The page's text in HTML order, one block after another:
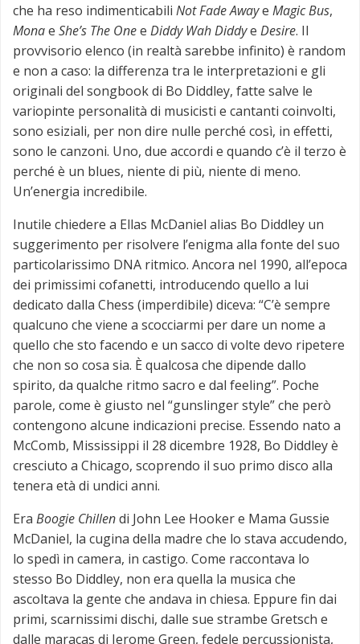
che ha reso indimenticabili Not Fade Awaye Magic Bus,
Monae She’s The Onee Diddy Wah Diddye Desire. Il
provvisorio elenco (in realtà sarebbe infinito) è random
e non a caso: la differenza tra le interpretazioni e gli
originali del songbook di Bo Diddley, fatte salve le
variopinte personalità di musicisti e cantanti coinvolti,
sono esiziali, per non dire nulle perché così, in effetti,
sono le canzoni. Uno, due accordi e quando c’è il terzo è
perché è un blues, niente di più, niente di meno.
Un’energia incredibile.
Inutile chiedere a Ellas McDaniel alias Bo Diddley un
suggerimento per risolvere l’enigma alla fonte del suo
particolarissimo DNA ritmico. Ancora nel 1990, all’epoca
dei primissimi cofanetti, introducendo quello a lui
dedicato dalla Chess (imperdibile) diceva: “C’è sempre
qualcuno che viene a scocciarmi per dare un nome a
quello che sto facendo e un sacco di volte devo ripetere
che non so cosa sia. È qualcosa che dipende dallo
spirito, da qualche ritmo sacro e dal feeling”. Poche
parole, come è giusto nel “gunslinger style” che però
contengono alcune indicazioni precise. Essendo nato a
McComb, Mississippi il 28 dicembre 1928, Bo Diddley è
cresciuto a Chicago, scoprendo il suo primo disco alla
tenera età di undici anni.
Era Boogie Chillendi John Lee Hooker e Mama Gussie
McDaniel, la cugina della madre che lo stava accudendo,
lo spedì in camera, in castigo. Come raccontava lo
stesso Bo Diddley, non era quella la musica che
ascoltava la gente che andava in chiesa. Eppure fin dai
primi, scarnissimi dischi, dalle sue strambe Gretsch e
dalle maracas di Jerome Green, fedele percussionista,